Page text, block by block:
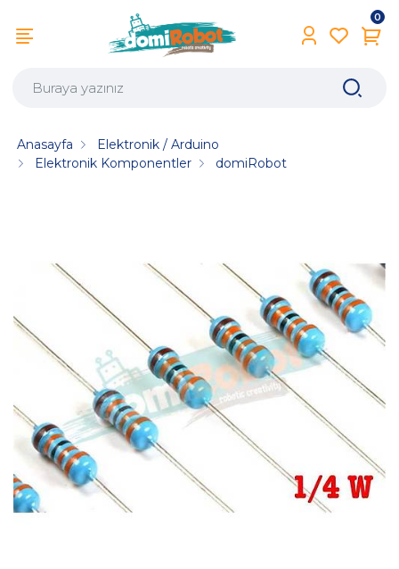
0
Anasayfa
Elektronik / Arduino
Elektronik Komponentler
domiRobot